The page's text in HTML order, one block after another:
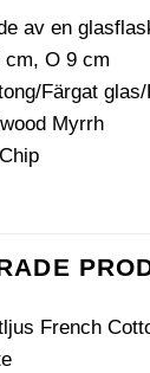
av en
cm, O 9 cm
Färgat
Myrrh